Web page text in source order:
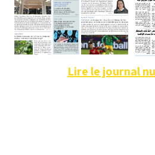
Lire le journal